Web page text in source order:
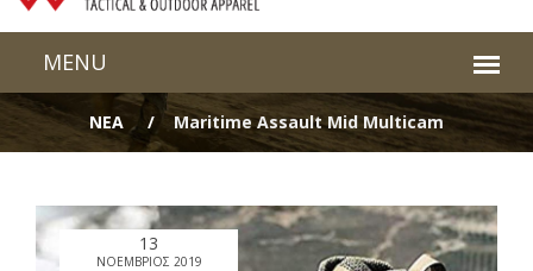
ΝΕΑ Maritime Assault Mid Multicam
13
ΝΟΈΜΒΡΙΟΣ 2019